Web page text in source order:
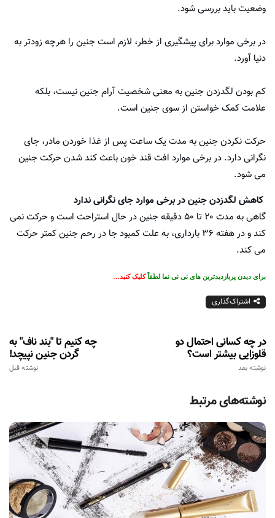
وضعیت باید بررسی شود.
در برخی موارد برای پیشگیری از خطر، لازم است جنین را هرچه زودتر به
دنیا آورد.
کم بودن لگدزدن جنین به معنی شخصیت آرام جنین نیست، بلکه
علامت کمک خواستن از سوی جنین است.
حرکت نکردن جنین به مدت یک ساعت پس از غذا خوردن مادر، جای
نگرانی دارد. در برخی موارد افت قند خون باعث کند شدن حرکت جنین
می شود.
کاهش لگدزدن جنین در برخی موارد جای نگرانی ندارد
گاهی به مدت ۲۰ تا ۵۰ دقیقه جنین در حال استراحت است و حرکت نمی
کند و در هفته ۳۶ بارداری، به علت کمبود جا در رحم جنین کمتر حرکت
می کند.
برای دیدن پربازدیدترین های نی نی نما لطفاً کلیک کنید…
اشتراک‌گذاری
چه کنیم تا "بند ناف" به
گردن جنین نپیچد!
نوشته قبل
در چه کسانی احتمال دو
قلوزایی بیشتر است؟
نوشته بعد
نوشته‌های مرتبط